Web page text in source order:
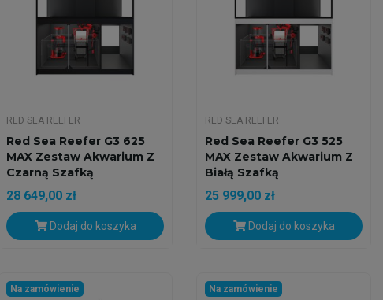
RED SEA REEFER
Red Sea Reefer G3 625
MAX Zestaw Akwarium Z
Czarną Szafką
28 649,00 zł
Dodaj do koszyka
RED SEA REEFER
Red Sea Reefer G3 525
MAX Zestaw Akwarium Z
Białą Szafką
25 999,00 zł
Dodaj do koszyka
Na zamówienie Na zamówienie